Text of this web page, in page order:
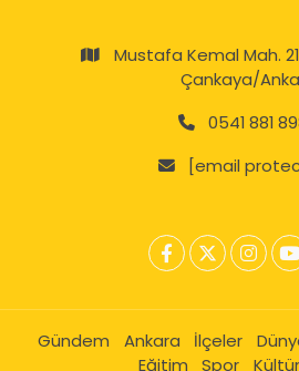
Mustafa Kemal Mah.
Çankaya/
0541 881
[email
Gündem Ankara İlçeler
Eğitim
Spor